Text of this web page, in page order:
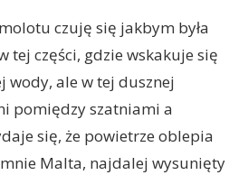
czuję się jakbym była
tej części, gdzie wskakuje się
wody, ale w tej dusznej
pomiędzy szatniami a
się, że powietrze oblepia
Malta, najdalej wysunięty